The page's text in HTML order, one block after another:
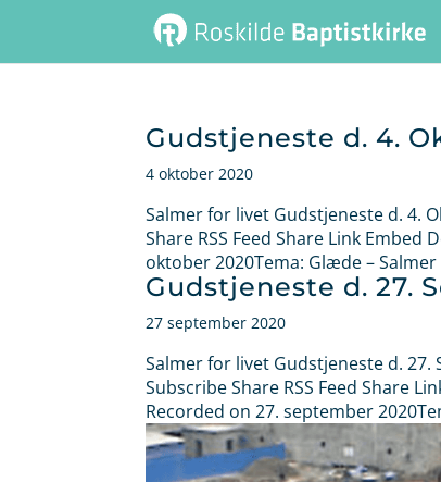
Gudstjeneste d. 4.
4 oktober 2020
Salmer for livet Gudstjeneste d. 4.
Share RSS Feed Share Link
oktober 2020Tema: Glæde –
Gudstjeneste d. 27.
27 september 2020
Salmer for livet Gudstjeneste d. 27.
Subscribe Share RSS Feed Share
Recorded on 27. september